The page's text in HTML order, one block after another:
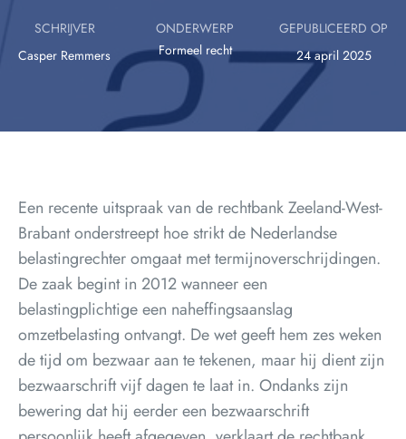
SCHRIJVER
Casper Remmers
ONDERWERP
Formeel recht
GEPUBLICEERD OP
24 april 2025
Een recente uitspraak van de rechtbank Zeeland-West-
Brabant onderstreept hoe strikt de Nederlandse
belastingrechter omgaat met termijnoverschrijdingen.
De zaak begint in 2012 wanneer een
belastingplichtige een naheffingsaanslag
omzetbelasting ontvangt. De wet geeft hem zes weken
de tijd om bezwaar aan te tekenen, maar hij dient zijn
bezwaarschrift vijf dagen te laat in. Ondanks zijn
bewering dat hij eerder een bezwaarschrift